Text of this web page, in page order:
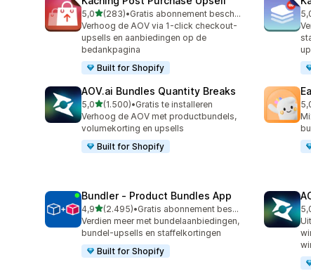
5,0van 5 sterren
(283)
283 recensies in totaal
•
Gratis abonnement beschikbaar
Verhoog de AOV via 1-click checkout-
upsells en aanbiedingen op de
bedankpagina
Built for Shopify
AOV.ai Bundles Quantity Breaks
5,0van 5 sterren
(1.500)
1500 recensies in totaal
•Gratis te installeren
Verhoog de AOV met productbundels,
volumekorting en upsells
Built for Shopify
Bundler ‑ Product Bundles App
4,9van 5 sterren
(2.495)
2495 recensies in totaal
•
Gratis abonnement beschikbaar
Verdien meer met bundelaanbiedingen,
bundel-upsells en staffelkortingen
Built for Shopify